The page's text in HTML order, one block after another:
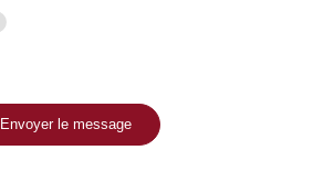
Envoyer le message